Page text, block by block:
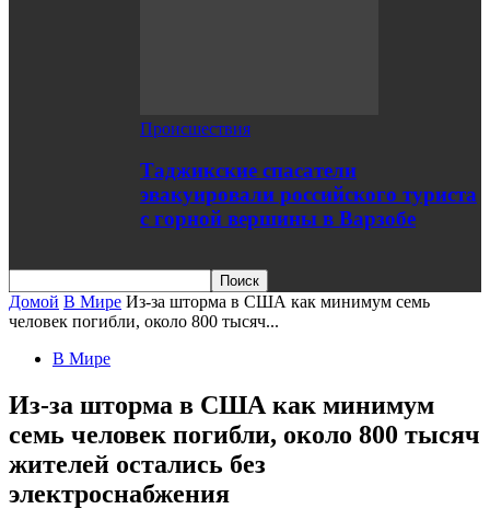
Происшествия
Таджикские спасатели
эвакуировали российского туриста
с горной вершины в Варзобе
Домой В Мире Из-за шторма в США как минимум семь
человек погибли, около 800 тысяч...
В Мире
Из-за шторма в США как минимум
семь человек погибли, около 800 тысяч
жителей остались без
электроснабжения